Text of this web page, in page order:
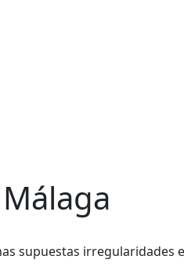
supuestas irregularidades